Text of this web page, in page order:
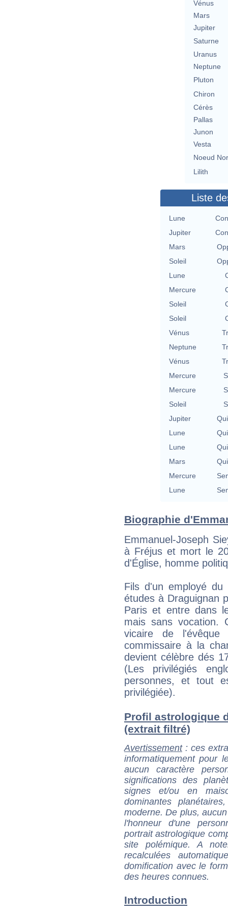
Vénus
Mars
Jupiter
Saturne
Uranus
Neptune
Pluton
Chiron
Cérès
Pallas
Junon
Vesta
Noeud
Lilith
Liste
Lune
Jupiter
Mars
Soleil
Lune
Mercure
Soleil
Soleil
Vénus
Neptune
Vénus
Mercure
Mercure
Soleil
Jupiter
Lune
Lune
Mars
Mercure
Lune
Biographie
Emmanuel-Joseph
à Fréjus et mort le
d'Église, homme
Fils d'un employé
études à Draguignan
Paris et entre dans
mais sans vocation.
vicaire de
commissaire à la
devient célèbre dés
(Les privilégiés
personnes, et tout
privilégiée).
Profil astrologique
(extrait filtré)
Avertissement: ces
informatiquement pour
aucun caractère
significations des
signes et/ou en
dominantes
moderne. De plus,
l'honneur d'une
portrait astrologique
site polémique. A
recalculées
domification avec le
des heures connues.
Introduction